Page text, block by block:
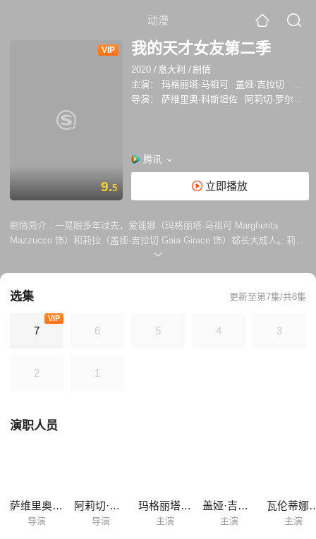
动漫
VIP
9.5
我的天才女友第二季
2020 / 意大利 /剧情
主演：
玛格丽塔·马祖可 盖娅·吉拉切
阿尔
导演：
萨维里奥·科斯坦佐 阿莉切·罗尔瓦赫尔
腾讯
立即播放
剧情简介 : 一晃眼多年过去，爱莲娜（玛格丽塔·马祖可 Margherita
Mazzucco 饰）和莉拉（盖娅·吉拉切 Gaia Girace 饰）都长大成人。莉拉
嫁给了斯特凡诺（乔万尼·阿穆拉 Giovanni Amura 饰）开始了并不幸福的
饰）重逢了，爱莲娜依然无法抗拒尼诺所散发出来的魅力，而尼诺似乎对
莉拉更加的感兴趣。果不其然，尼诺和莉拉走到了一起。爱尼诺至深的莉
拉决定离开斯特凡诺，和尼诺私奔，但眼前的这个男人，真的要比斯特凡
选集 更新至第7集/共8集
7
VIP
6 5 4 3
2 1
演职人员
萨维里奥·科斯坦佐
导演
阿莉切·罗尔瓦赫尔
导演
玛格丽塔·马祖可
主演
盖娅·吉拉切
主演
瓦伦
主演